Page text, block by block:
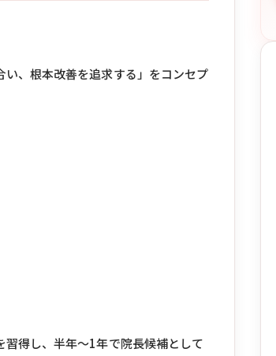
、根本改善を追求する」をコンセプ
得し、半年〜1年で院長候補として